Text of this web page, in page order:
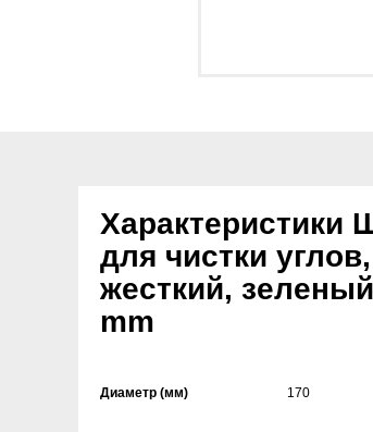
Характеристики
для чистки углов,
жесткий,
mm
Диаметр (мм) 170